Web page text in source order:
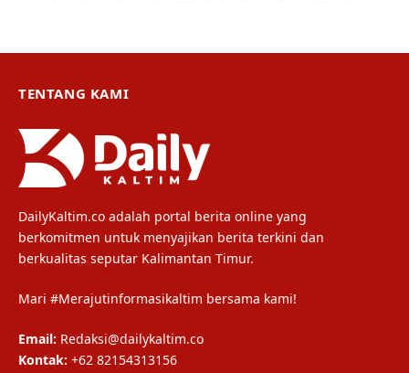
TENTANG KAMI
DailyKaltim.co adalah portal berita online yang
berkomitmen untuk menyajikan berita terkini dan
berkualitas seputar Kalimantan Timur.
Mari #Merajutinformasikaltim bersama kami!
Email: Redaksi@dailykaltim.co
Kontak: +62 82154313156